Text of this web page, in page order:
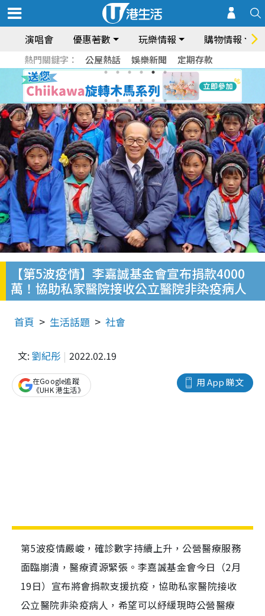
演唱會 優惠著數 玩樂情報 購物情報
熱門關鍵字： 公屋熱話 娛樂新聞 定期存款
【第5波疫情】李嘉誠基金會宣布捐款4000
萬！協助私家醫院接收公立醫院非染疫病人
首頁 生活話題 社會
文: 劉紀彤 2022.02.19
用 App 睇文
在Google追蹤
《UHK 港生活》
第5波疫情嚴峻，確診數字持續上升，公營醫療服務
面臨崩潰，醫療資源緊張。李嘉誠基金會今日（2月
19日）宣布將會捐款支援抗疫，協助私家醫院接收
公立醫院非染疫病人，希望可以紓緩現時公營醫療